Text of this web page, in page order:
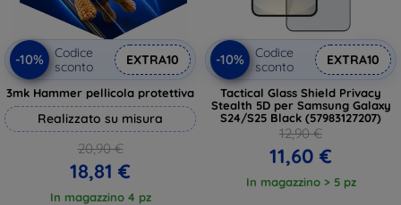
-10%
Codice
sconto
EXTRA10
3mk Hammer pellicola protettiva
Realizzato su misura
20,90 €
18,81 €
In magazzino 4 pz
-10%
Codice
sconto
EXTRA10
Tactical Glass Shield Privacy
Stealth 5D per Samsung Galaxy
S24/S25 Black (57983127207)
12,90 €
11,60 €
In magazzino > 5 pz